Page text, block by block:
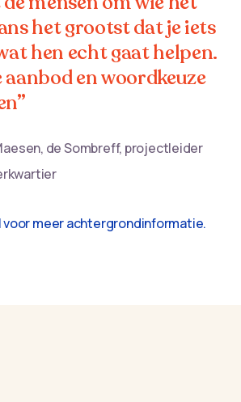
het grootst dat je iets
hen echt gaat helpen.
aanbod en woordkeuze
de Sombreff, projectleider
voor meer achtergrondinformatie.